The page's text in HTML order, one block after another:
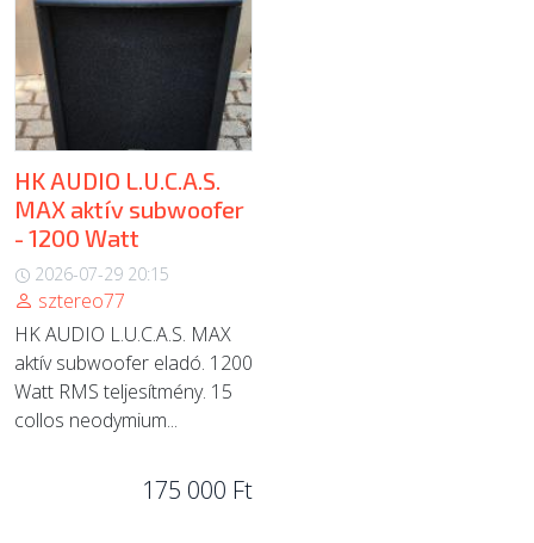
HK AUDIO L.U.C.A.S.
MAX aktív subwoofer
- 1200 Watt
2026-07-29 20:15
sztereo77
HK AUDIO L.U.C.A.S. MAX
aktív subwoofer eladó. 1200
Watt RMS teljesítmény. 15
collos neodymium...
175 000 Ft